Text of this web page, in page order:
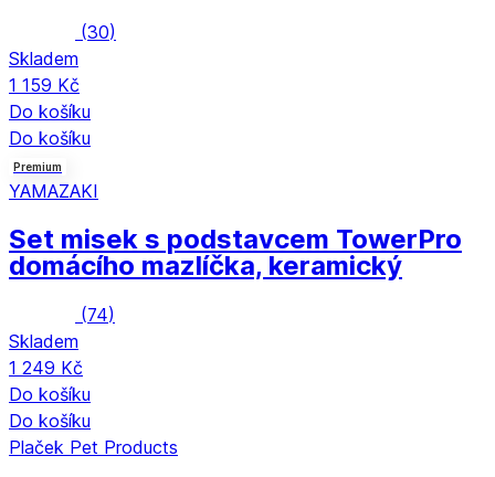
(30)
Skladem
1 159 Kč
Do košíku
Do košíku
Premium
YAMAZAKI
Set misek s podstavcem TowerPro
domácího mazlíčka, keramický
(74)
Skladem
1 249 Kč
Do košíku
Do košíku
Plaček Pet Products